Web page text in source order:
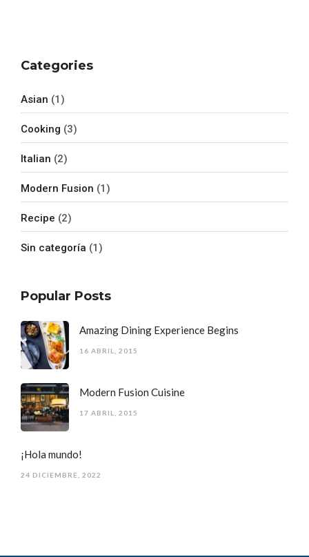
Categories
Asian (1)
Cooking (3)
Italian (2)
Modern Fusion (1)
Recipe (2)
Sin categoría (1)
Popular Posts
Amazing Dining Experience Begins
16 ABRIL, 2015
Modern Fusion Cuisine
17 ABRIL, 2015
¡Hola mundo!
24 DICIEMBRE, 2022